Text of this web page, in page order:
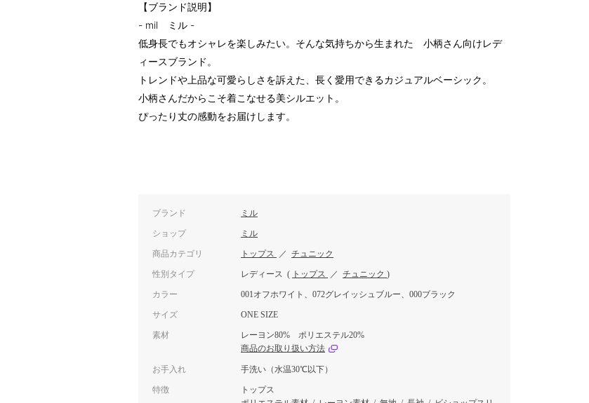
【ブランド説明】
- mil ミル -
低身長でもオシャレを楽しみたい。そんな気持ちから生まれた 小柄さん向けレデ
ィースブランド。
トレンドや上品な可愛らしさを訴えた、長く愛用できるカジュアルベーシック。
小柄さんだからこそ着こなせる美シルエット。
ぴったり丈の感動をお届けします。
ブランド ミル
ショップ ミル
商品カテゴリ トップス ／ チュニック
性別タイプ レディース ( トップス ／ チュニック )
カラー 001オフホワイト、072グレイッシュブルー、000ブラック
サイズ ONE SIZE
素材
レーヨン80% ポリエステル20%
商品のお取り扱い方法
お手入れ 手洗い（水温30℃以下）
特徴
トップス